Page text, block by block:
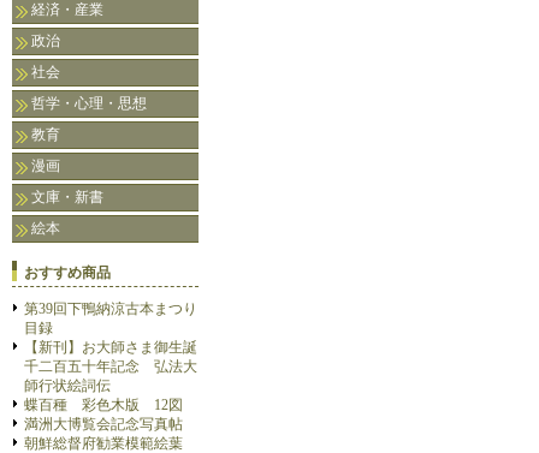
経済・産業
政治
社会
哲学・心理・思想
教育
漫画
文庫・新書
絵本
おすすめ商品
第39回下鴨納涼古本まつり
目録
【新刊】お大師さま御生誕
千二百五十年記念 弘法大
師行状絵詞伝
蝶百種 彩色木版 12図
満洲大博覧会記念写真帖
朝鮮総督府勧業模範絵葉